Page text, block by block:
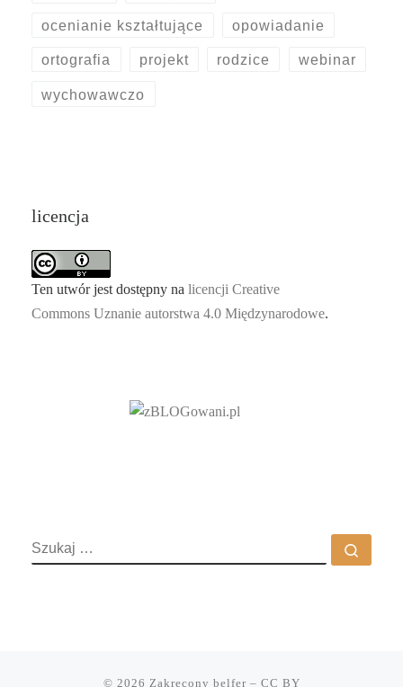
ocenianie kształtujące opowiadanie
ortografia projekt rodzice webinar
wychowawczo
licencja
Ten utwór jest dostępny nalicencji Creative
Commons Uznanie autorstwa 4.0 Międzynarodowe.
SZUKAJ
© 2026 Zakręcony belfer– CC BY